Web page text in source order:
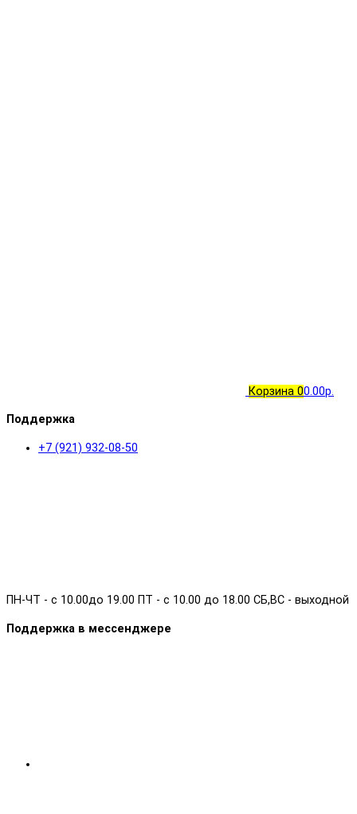
Корзина 00.00р.
Поддержка
+7 (921) 932-08-50
ПН-ЧТ - с 10.00до 19.00 ПТ - с 10.00 до 18.00 СБ,ВС - выходной
Поддержка в мессенджере